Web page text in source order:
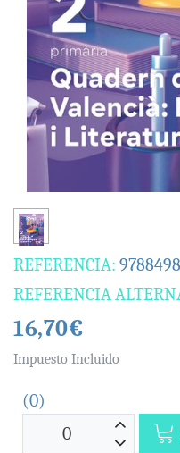
REFERENCIA:
REFERENCIA
16,70€
Impuesto Incluido
(0)